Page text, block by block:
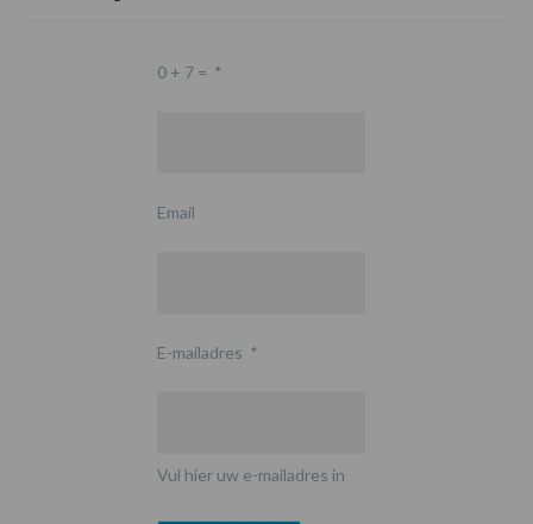
0 + 7 = *
Email
E-mailadres *
Vul hier uw e-mailadres in